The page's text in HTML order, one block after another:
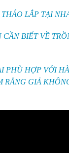
LẮP TẠI
BIẾT VỀ
PHÙ HỢP VỚI
RĂNG GIẢ